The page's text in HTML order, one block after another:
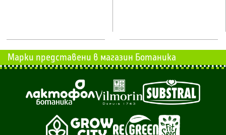
Марки представени в магазин Ботаника